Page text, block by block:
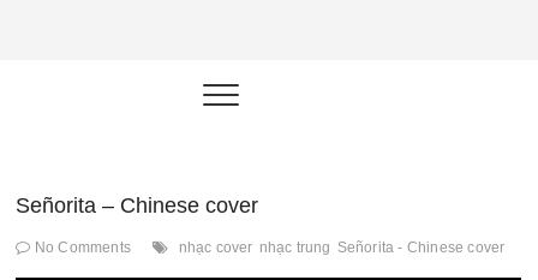
nhân trong
Señorita – Chinese cover
No Comments nhạc cover nhạc trung Señorita - Chinese cover